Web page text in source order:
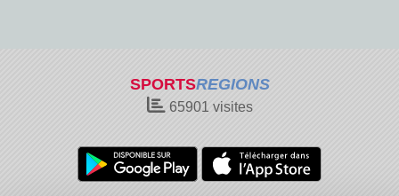
SPORTSREGIONS
65901 visites